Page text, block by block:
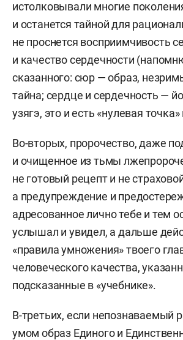
истолковывали многие
и останется тайной для
не проснется восприимчивость
и качество сердечности
сказанного: сюр — образ,
тайна; сердце и сердечность —
узягэ, это и есть «нулевая
Во-вторых, пророчество, даже
и очищенное из тьмы
не готовый рецепт и не
а предупреждение и
адресованное лично тебе и тем
услышал и увидел, а дальше
«правила умножения» твоего
человеческого качества,
подсказанные в «учебнике».
В-третьих, если непознаваемый
умом образ Единого и